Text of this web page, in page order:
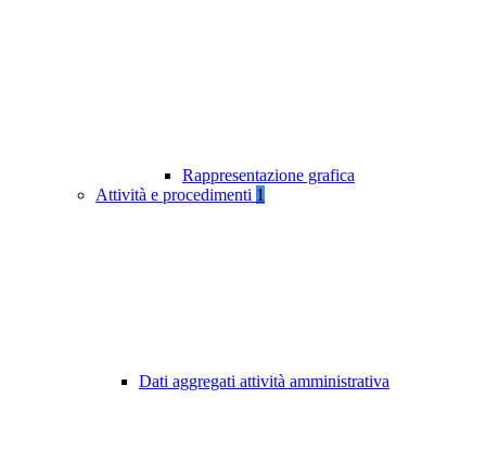
Rappresentazione grafica
Attività e procedimenti 1
Dati aggregati attività amministrativa